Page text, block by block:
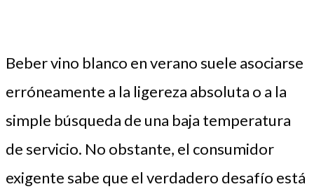
Beber vino blanco en verano suele asociarse
erróneamente a la ligereza absoluta o a la
simple búsqueda de una baja temperatura
de servicio. No obstante, el consumidor
exigente sabe que el verdadero desafío está